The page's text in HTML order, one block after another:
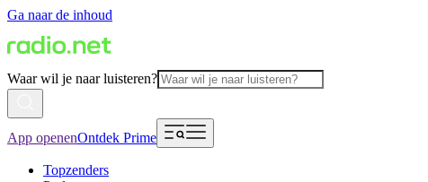
Ga naar de inhoud
Waar wil je naar luisteren?
App openenOntdek Prime
Topzenders